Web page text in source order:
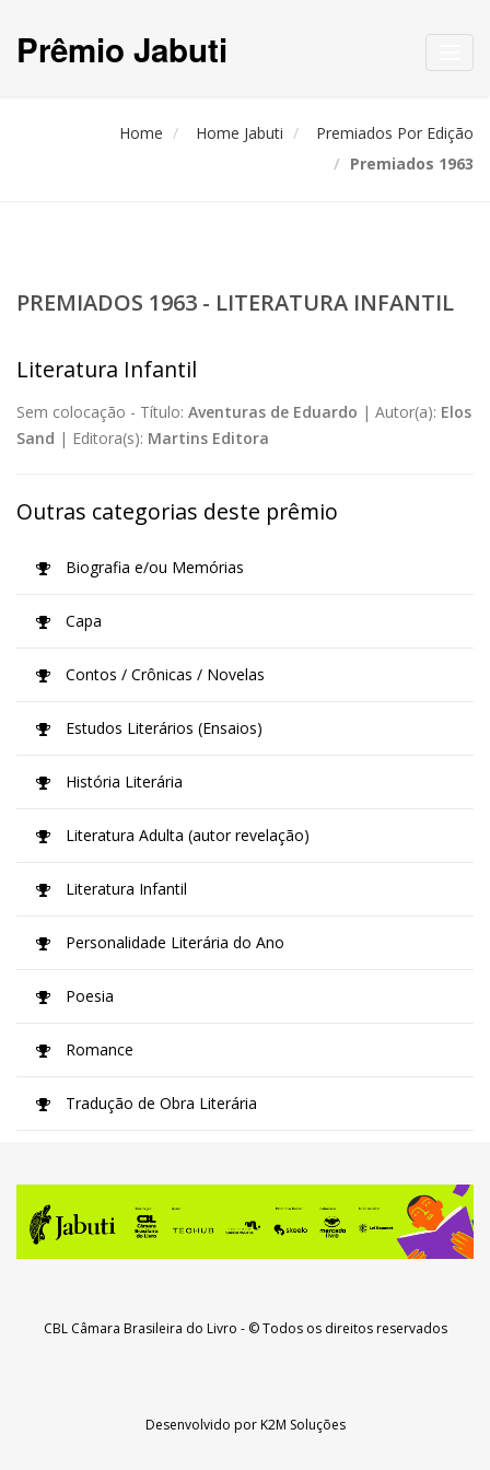
Prêmio Jabuti
Home Home Jabuti
Premiados Por Edição
Premiados 1963
PREMIADOS 1963 - LITERATURA INFANTIL
Literatura Infantil
Sem colocação - Título: Aventuras de Eduardo | Autor(a): Elos
Sand | Editora(s): Martins Editora
Outras categorias deste prêmio
Biografia e/ou Memórias
Capa
Contos / Crônicas / Novelas
Estudos Literários (Ensaios)
História Literária
Literatura Adulta (autor revelação)
Literatura Infantil
Personalidade Literária do Ano
Poesia
Romance
Tradução de Obra Literária
CBL Câmara Brasileira do Livro - © Todos os direitos reservados
Desenvolvido porK2M Soluções